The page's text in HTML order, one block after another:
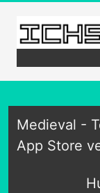
Medieval -
App Store